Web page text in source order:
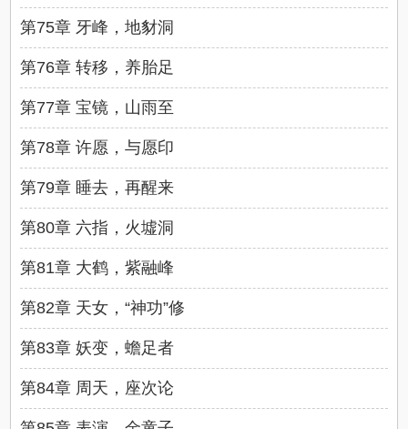
第75章 牙峰，地豺洞
第76章 转移，养胎足
第77章 宝镜，山雨至
第78章 许愿，与愿印
第79章 睡去，再醒来
第80章 六指，火墟洞
第81章 大鹤，紫融峰
第82章 天女，“神功”修
第83章 妖变，蟾足者
第84章 周天，座次论